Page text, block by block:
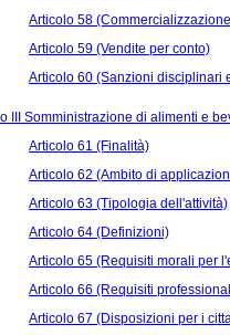
Articolo 58
Articolo 59 (Vendite per conto)
Articolo 60 (Sanzioni disciplinari
III Somministrazione di alimenti e
Articolo 61 (Finalità)
Articolo 62 (Ambito di
Articolo 63 (Tipologia dell'attività)
Articolo 64 (Definizioni)
Articolo 65 (Requisiti morali per
Articolo 66 (Requisiti
Articolo 67 (Disposizioni per i